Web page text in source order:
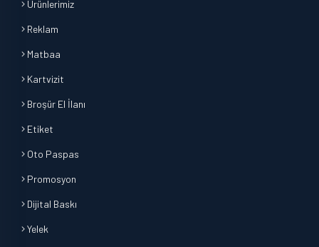
Ürünlerimiz
Reklam
Matbaa
Kartvizit
Broşür El İlanı
Etiket
Oto Paspas
Promosyon
Dijital Baskı
Yelek